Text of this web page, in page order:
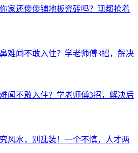
家还傻傻铺地板瓷砖吗？现都抢着
闻不敢入住？学老师傅3招，解决后